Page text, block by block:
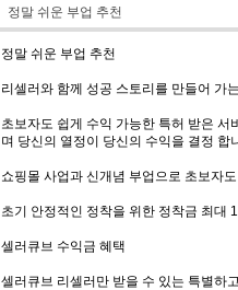
정말 쉬운 부업 추천
정말 쉬운 부업 추천
리셀러와 함께 성공 스토리를 만들어 가
초보자도 쉽게 수익 가능한 특허 받은
며 당신의 열정이 당신의 수익을 결정 합
쇼핑몰 사업과 신개념 부업으로 초보자
초기 안정적인 정착을 위한 정착금 최대
셀러큐브 수익금 혜택
셀러큐브 리셀러만 받을 수 있는 특별하